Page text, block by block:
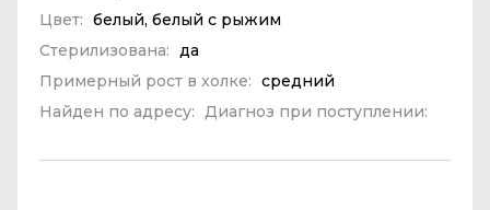
Цвет: белый, белый с рыжим
Стерилизована: да
Примерный рост в холке: средний
Найден по адресу: Диагноз при поступлении: